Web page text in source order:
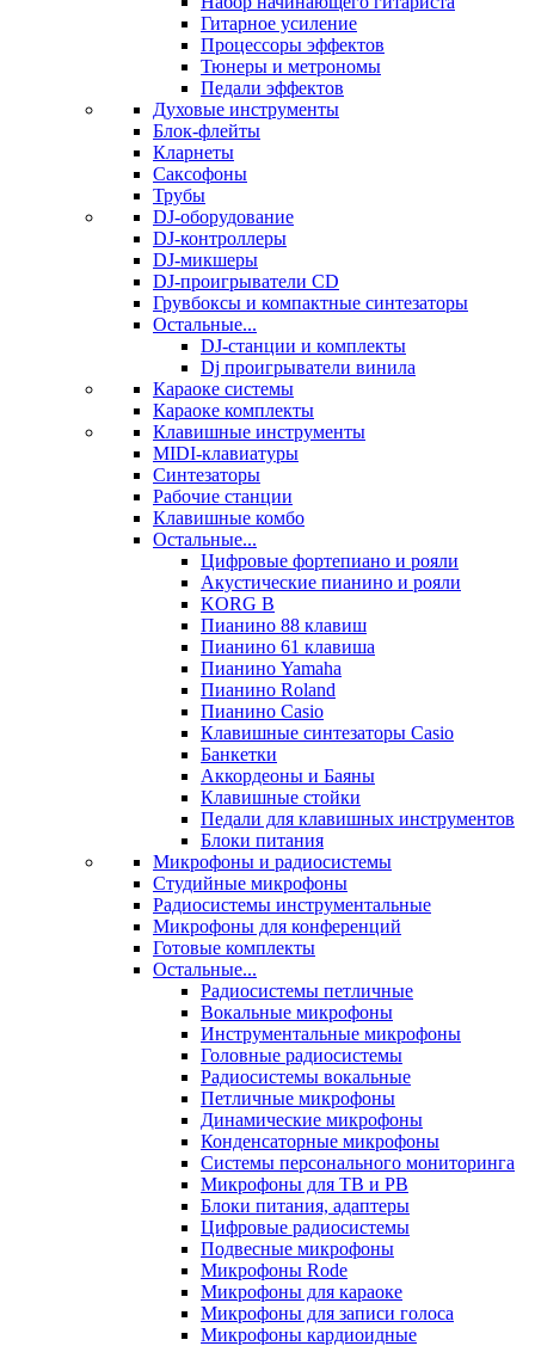
Гитарное усиление
Процессоры эффектов
Тюнеры и метрономы
Педали эффектов
Духовые инструменты
Блок-флейты
Кларнеты
Саксофоны
Трубы
DJ-оборудование
DJ-контроллеры
DJ-микшеры
DJ-проигрыватели CD
Грувбоксы и компактные синтезаторы
Остальные...
DJ-станции и комплекты
Dj проигрыватели винила
Караоке системы
Караоке комплекты
Клавишные инструменты
MIDI-клавиатуры
Синтезаторы
Рабочие станции
Клавишные комбо
Остальные...
Цифровые фортепиано и рояли
Акустические пианино и рояли
KORG B
Пианино 88 клавиш
Пианино 61 клавиша
Пианино Yamaha
Пианино Roland
Пианино Casio
Клавишные синтезаторы Casio
Банкетки
Аккордеоны и Баяны
Клавишные стойки
Педали для клавишных инструментов
Блоки питания
Микрофоны и радиосистемы
Студийные микрофоны
Радиосистемы инструментальные
Микрофоны для конференций
Готовые комплекты
Остальные...
Радиосистемы петличные
Вокальные микрофоны
Инструментальные микрофоны
Головные радиосистемы
Радиосистемы вокальные
Петличные микрофоны
Динамические микрофоны
Конденсаторные микрофоны
Системы персонального мониторинга
Микрофоны для ТВ и РВ
Блоки питания, адаптеры
Цифровые радиосистемы
Подвесные микрофоны
Микрофоны Rode
Микрофоны для караоке
Микрофоны для записи голоса
Микрофоны кардиоидные